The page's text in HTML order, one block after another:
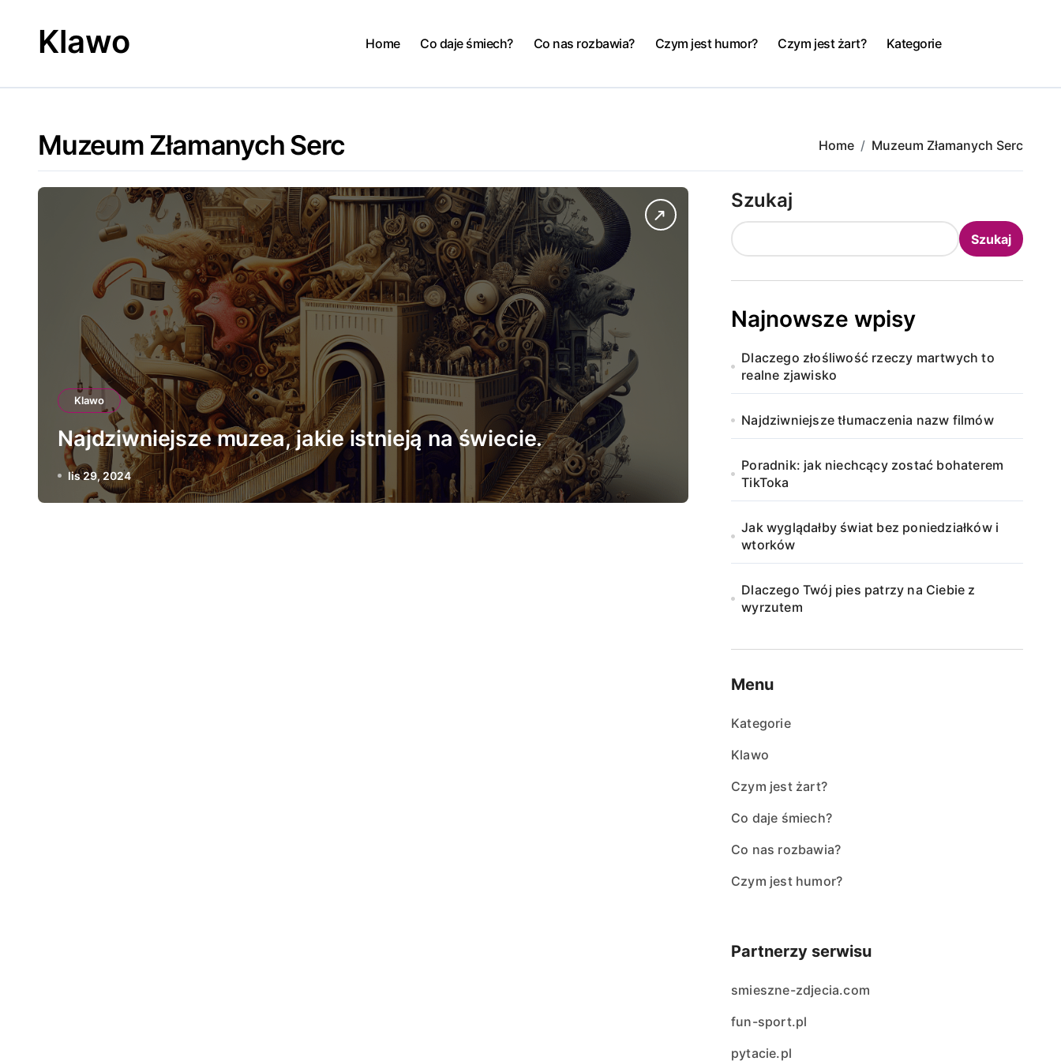
contentKlawo Home Co daje śmiech? Co nas rozbawia? Czym jest humor? Czym jest żart? Kategorie
Muzeum Złamanych Serc Home Muzeum Złamanych Serc
Klawo
Najdziwniejsze muzea, jakie istnieją na świecie.
lis 29, 2024
Szukaj
Szukaj
Najnowsze wpisy
Dlaczego złośliwość rzeczy martwych to
realne zjawisko
Najdziwniejsze tłumaczenia nazw filmów
Poradnik: jak niechcący zostać bohaterem
TikToka
Jak wyglądałby świat bez poniedziałków i
wtorków
Dlaczego Twój pies patrzy na Ciebie z
wyrzutem
Menu
Kategorie
Klawo
Czym jest żart?
Co daje śmiech?
Co nas rozbawia?
Czym jest humor?
Partnerzy serwisu
smieszne-zdjecia.com
fun-sport.pl
pytacie.pl